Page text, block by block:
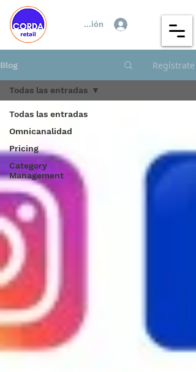
Iniciar sesión
Blog Regístrate
Todas las entradas
Omnicanalidad
Pricing
Category
Management
Todas las entradas